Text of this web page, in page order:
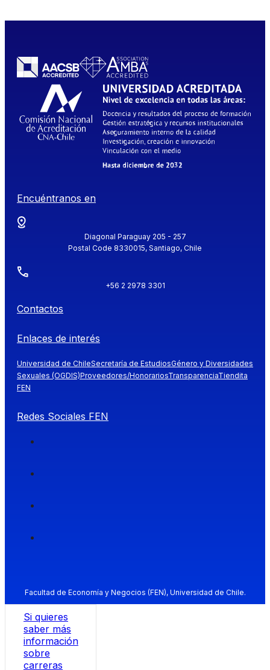
Encuéntranos en
Diagonal Paraguay 205 - 257
Postal Code 8330015, Santiago, Chile
+56 2 2978 3301
Contactos
Enlaces de interés
Universidad de ChileSecretaría de EstudiosGénero y Diversidades
Sexuales (OGDIS)Proveedores/HonorariosTransparenciaTiendita
FEN
Redes Sociales FEN
Facultad de Economía y Negocios (FEN), Universidad de Chile.
Si quieres
saber más
información
sobre
carreras